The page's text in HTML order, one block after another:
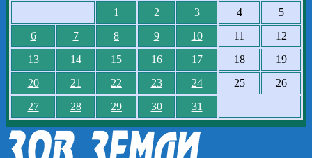
1
2 3 4
5
6
7 8 9 10 11
12
13
14 15 16 17 18
19
20
21 22 23 24 25
26
27
28 29 30 31